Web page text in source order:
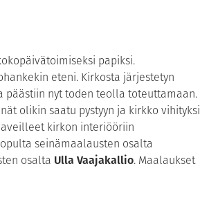
papiksi.
eteni. Kirkosta järjestetyn
päästiin nyt toden teolla toteuttamaan.
olikin saatu pystyyn ja kirkko vihityksi
kirkon interiööriin
seinämaalausten osalta
osalta Ulla Vaajakallio. Maalaukset